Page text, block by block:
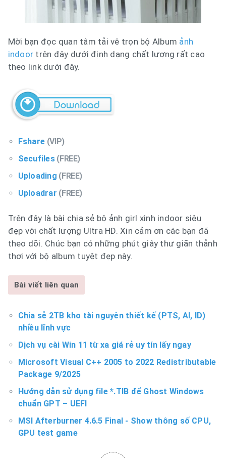
Mời bạn đọc quan tâm tải vê trọn bộ Album ảnh
indoor trên đây dưới định dạng chất lượng rất cao
theo link dưới đây.
Fshare (VIP)
Secufiles(FREE)
Uploading (FREE)
Uploadrar (FREE)
Trên đây là bài chia sẻ bộ ảnh girl xinh indoor siêu
đẹp với chất lượng Ultra HD. Xin cảm ơn các bạn đã
theo dõi. Chúc bạn có những phút giây thư giãn thảnh
thơi với bộ album tuyệt đẹp này.
Bài viết liên quan
Chia sẻ 2TB kho tài nguyên thiết kế (PTS, AI, ID)
nhiều lĩnh vực
Dịch vụ cài Win 11 từ xa giá rẻ uy tín lấy ngay
Microsoft Visual C++ 2005 to 2022 Redistributable
Package 9/2025
Hướng dẫn sử dụng file *.TIB để Ghost Windows
chuẩn GPT – UEFI
MSI Afterburner 4.6.5 Final - Show thông số CPU,
GPU test game